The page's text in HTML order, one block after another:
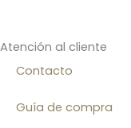
Atención al cliente
Contacto
Guía de compra